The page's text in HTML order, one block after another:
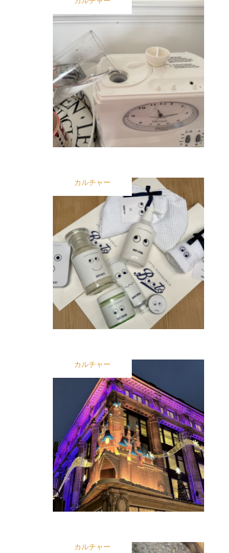
カルチャー
カルチャー
カルチャー